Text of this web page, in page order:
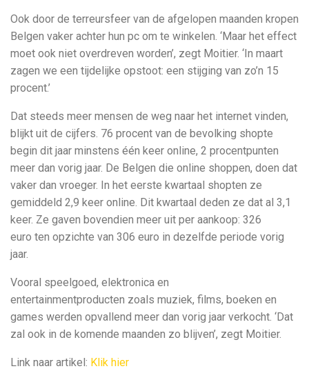
Ook door de terreursfeer van de afgelopen maanden kropen
Belgen vaker achter hun pc om te winkelen. ‘Maar het effect
moet ook niet overdreven worden’, zegt Moitier. ‘In maart
zagen we een tijdelijke opstoot: een stijging van zo’n 15
procent.’
Dat steeds meer mensen de weg naar het internet vinden,
blijkt uit de cijfers. 76 procent van de bevolking shopte
begin dit jaar minstens één keer online, 2 procentpunten
meer dan vorig jaar. De Belgen die online shoppen, doen dat
vaker dan vroeger. In het eerste kwartaal shopten ze
gemiddeld 2,9 keer online. Dit kwartaal deden ze dat al 3,1
keer. Ze gaven bovendien meer uit per aankoop: 326
euro ten opzichte van 306 euro in dezelfde periode vorig
jaar.
Vooral speelgoed, elektronica en
entertainmentproducten zoals muziek, films, boeken en
games werden opvallend meer dan vorig jaar verkocht. ‘Dat
zal ook in de komende maanden zo blijven’, zegt Moitier.
Link naar artikel: Klik hier